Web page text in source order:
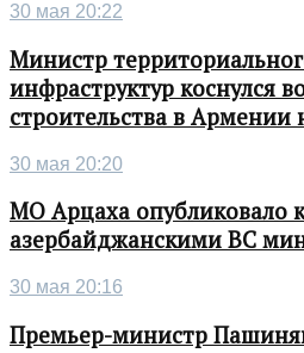
30 мая 20:22
Министр
инфраструктур коснулся
строительства в
30 мая 20:20
МО Арцаха опубликовало
азербайджанскими ВС
30 мая 20:16
Премьер-министр